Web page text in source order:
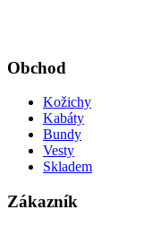
Obchod
Kožichy
Kabáty
Bundy
Vesty
Skladem
Zákazník